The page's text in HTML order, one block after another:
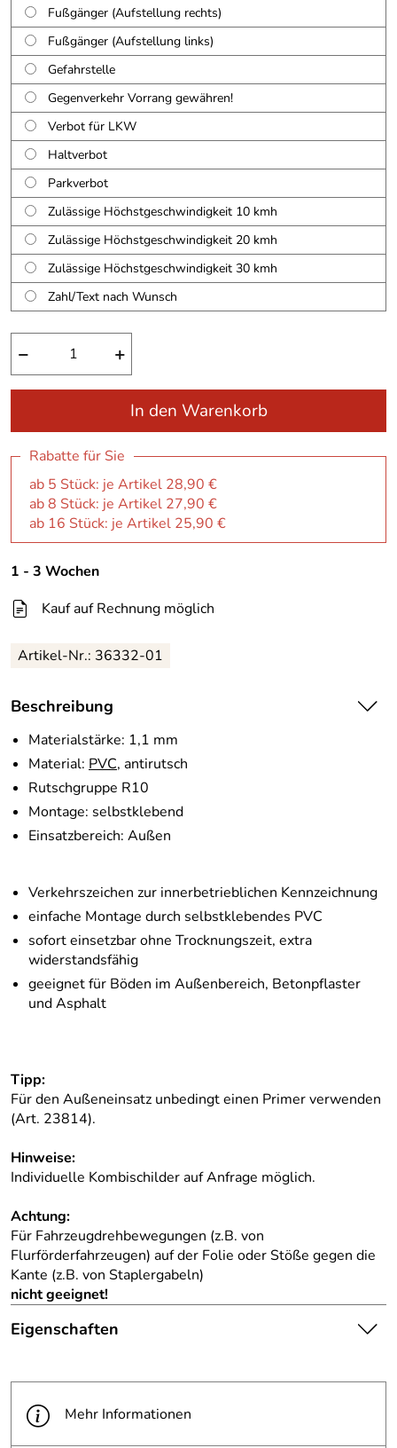
Fußgänger (Aufstellung rechts)
Fußgänger (Aufstellung links)
Gefahrstelle
Gegenverkehr Vorrang gewähren!
Verbot für LKW
Haltverbot
Parkverbot
Zulässige Höchstgeschwindigkeit 10 kmh
Zulässige Höchstgeschwindigkeit 20 kmh
Zulässige Höchstgeschwindigkeit 30 kmh
Zahl/Text nach Wunsch
− +
In den Warenkorb
Rabatte für Sie
ab 5 Stück: je Artikel 28,90 €
ab 8 Stück: je Artikel 27,90 €
ab 16 Stück: je Artikel 25,90 €
1 - 3 Wochen
Kauf auf Rechnung möglich
Artikel-Nr.: 36332-01
Beschreibung
Materialstärke: 1,1 mm
Material: PVC, antirutsch
Rutschgruppe R10
Montage: selbstklebend
Einsatzbereich: Außen
Verkehrszeichen zur innerbetrieblichen Kennzeichnung
einfache Montage durch selbstklebendes PVC
sofort einsetzbar ohne Trocknungszeit, extra
widerstandsfähig
geeignet für Böden im Außenbereich, Betonpflaster
und Asphalt
Tipp:
Für den Außeneinsatz unbedingt einen Primer verwenden
(Art. 23814).
Hinweise:
Individuelle Kombischilder auf Anfrage möglich.
Achtung:
Für Fahrzeugdrehbewegungen (z.B. von
Flurförderfahrzeugen) auf der Folie oder Stöße gegen die
Kante (z.B. von Staplergabeln)
nicht geeignet!
Eigenschaften
Hinweis
Produktbilder:
stellt keine verbindliche
Mehr Informationen